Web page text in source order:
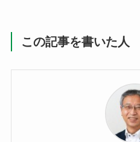
この記事を書いた人